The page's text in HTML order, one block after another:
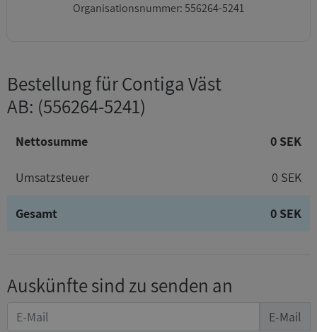
Organisationsnummer: 556264-5241
Bestellung für Contiga Väst
AB: (556264-5241)
Nettosumme 0 SEK
Umsatzsteuer 0 SEK
Gesamt 0 SEK
Auskünfte sind zu senden an
E-Mail